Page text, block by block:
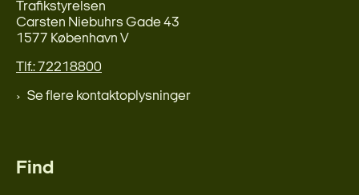
Trafikstyrelsen
Carsten Niebuhrs Gade 43
1577 København V
Tlf.: 72218800
Se flere kontaktoplysninger
Find